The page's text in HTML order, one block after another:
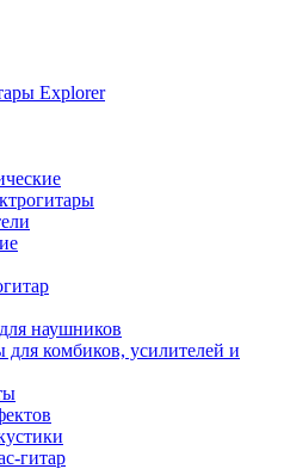
Explorer
наушников
для комбиков, усилителей и
гитар